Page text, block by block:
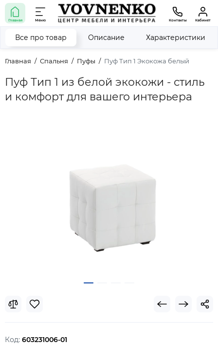
Главная Меню Контакты Кабинет
Главная Спальня Пуфы Пуф Тип 1 Экокожа белый
Пуф Тип 1 из белой экокожи - стиль
и комфорт для вашего интерьера
Все про товар Описание Характеристики
Код: 603231006-01